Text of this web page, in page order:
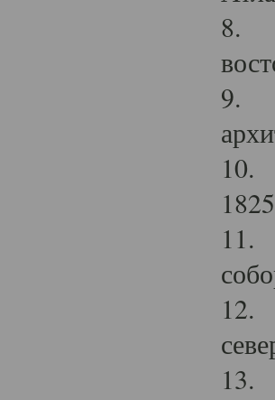
8.
9.
10.
11.
12.
13.